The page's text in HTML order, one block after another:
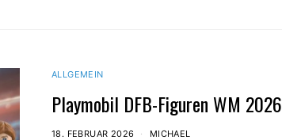
ALLGEMEIN
Playmobil DFB-Figuren WM 2026
18. FEBRUAR 2026 MICHAEL